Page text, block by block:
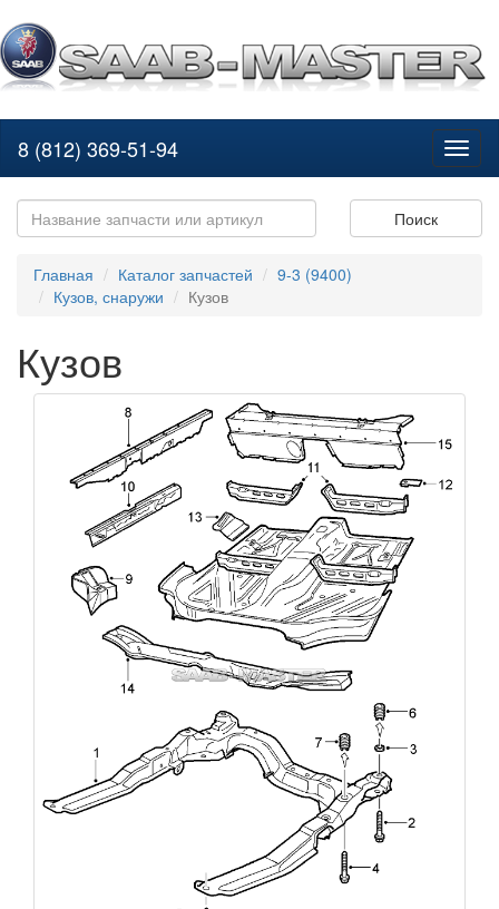
8 (812) 369-51-94
Поиск
Главная Каталог запчастей
9-3 (9400)
Кузов, снаружи
Кузов
Кузов